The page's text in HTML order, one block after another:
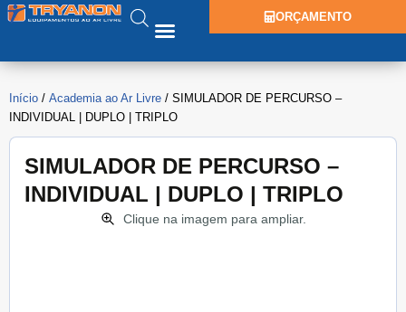
ORÇAMENTO
Início / Academia ao Ar Livre / SIMULADOR DE PERCURSO –
INDIVIDUAL | DUPLO | TRIPLO
SIMULADOR DE PERCURSO –
INDIVIDUAL | DUPLO | TRIPLO
Clique na imagem para ampliar.